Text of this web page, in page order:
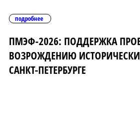
подробнее
ПМЭФ-2026: ПОДДЕРЖКА
ВОЗРОЖДЕНИЮ
САНКТ-ПЕТЕРБУРГЕ